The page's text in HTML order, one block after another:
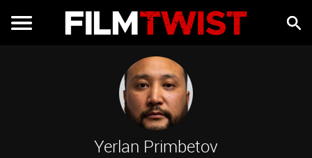
Yerlan Primbetov